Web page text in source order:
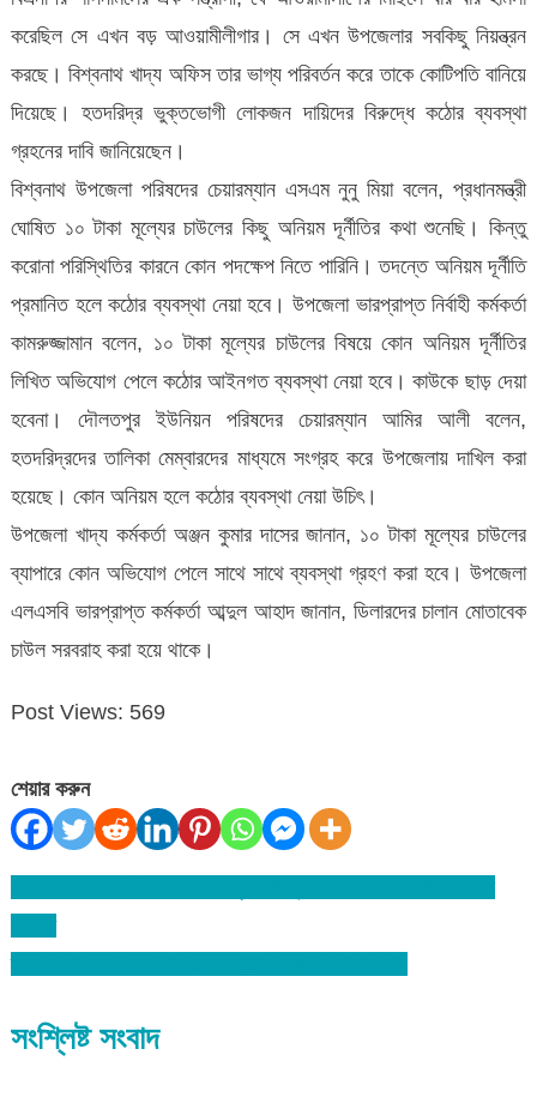
করেছিল সে এখন বড় আওয়ামীলীগার। সে এখন উপজেলার সবকিছু নিয়ন্ত্রন
করছে। বিশ্বনাথ খাদ্য অফিস তার ভাগ্য পরিবর্তন করে তাকে কোটিপতি বানিয়ে
দিয়েছে। হতদরিদ্র ভুক্তভোগী লোকজন দায়িদের বিরুদ্ধে কঠোর ব্যবস্থা
গ্রহনের দাবি জানিয়েছেন।
বিশ্বনাথ উপজেলা পরিষদের চেয়ারম্যান এসএম নুনু মিয়া বলেন, প্রধানমন্ত্রী
ঘোষিত ১০ টাকা মূল্যের চাউলের কিছু অনিয়ম দূর্নীতির কথা শুনেছি। কিন্তু
করোনা পরিস্থিতির কারনে কোন পদক্ষেপ নিতে পারিনি। তদন্তে অনিয়ম দূর্নীতি
প্রমানিত হলে কঠোর ব্যবস্থা নেয়া হবে। উপজেলা ভারপ্রাপ্ত নির্বাহী কর্মকর্তা
কামরুজ্জামান বলেন, ১০ টাকা মূল্যের চাউলের বিষয়ে কোন অনিয়ম দূর্নীতির
লিখিত অভিযোগ পেলে কঠোর আইনগত ব্যবস্থা নেয়া হবে। কাউকে ছাড় দেয়া
হবেনা। দৌলতপুর ইউনিয়ন পরিষদের চেয়ারম্যান আমির আলী বলেন,
হতদরিদ্রদের তালিকা মেম্বারদের মাধ্যমে সংগ্রহ করে উপজেলায় দাখিল করা
হয়েছে। কোন অনিয়ম হলে কঠোর ব্যবস্থা নেয়া উচিৎ।
উপজেলা খাদ্য কর্মকর্তা অঞ্জন কুমার দাসের জানান, ১০ টাকা মূল্যের চাউলের
ব্যাপারে কোন অভিযোগ পেলে সাথে সাথে ব্যবস্থা গ্রহণ করা হবে। উপজেলা
এলএসবি ভারপ্রাপ্ত কর্মকর্তা আব্দুল আহাদ জানান, ডিলারদের চালান মোতাবেক
চাউল সরবরাহ করা হয়ে থাকে।
Post Views: 569
শেয়ার করুন
Post
navigation
জ্বর ও শ্বাসকষ্ট নিয়ে সিএমএইচে ভর্তি এমপি মোকাব্বির খান
সংশ্লিষ্ট সংবাদ